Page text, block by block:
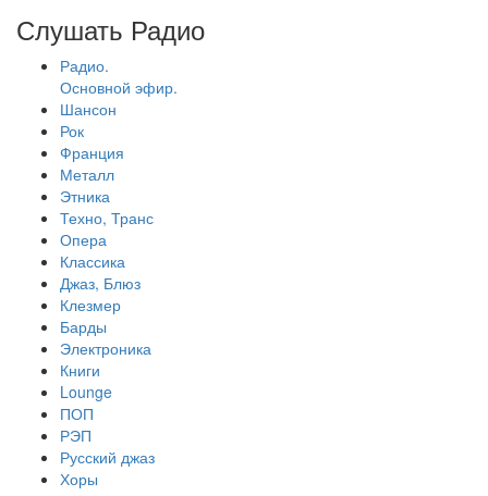
Слушать Радио
Радио.
Основной эфир.
Шансон
Рок
Франция
Металл
Этника
Техно, Транс
Опера
Классика
Джаз, Блюз
Клезмер
Барды
Электроника
Книги
Lounge
ПОП
РЭП
Русский джаз
Хоры